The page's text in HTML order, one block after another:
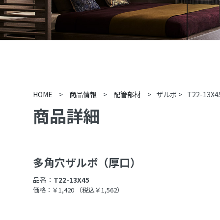
HOME > 商品情報 > 配管部材 > ザルボ > T22-
商品詳細
多角穴ザルボ（厚口）
品番： T22-13X45
価格：￥1,420 （税込￥1,562）